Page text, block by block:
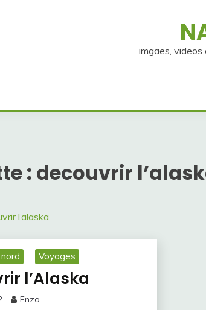
imgaes,
: decouvrir
l’alaska
Voyages
l’Alaska
Enzo